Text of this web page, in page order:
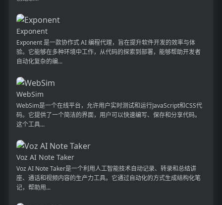
Exponent
Exponent 是一款协作式 AI 编程代理，旨在提升软件开发的效率与体
验。它能够在多种环境中工作，从代码的探索到部署，能够帮助开发者
自动化复杂的编...
WebSim
WebSim是一个在线平台，允许用户实时测试和运行JavaScript和CSS代
码。它提供了一个简洁的界面，用户可以快速编写、保存和分享代码。
这个工具...
Voz AI Note Taker
Voz AI Note Taker是一个利用人工智能技术自动记录、转录和总结讲
座、通话和视频内容的生产力工具。它通过自动化的方式生成结构化笔
记，帮助用...